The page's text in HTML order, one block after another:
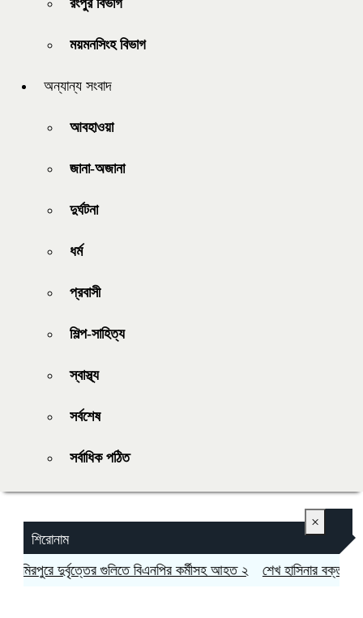
রংপুর বিভাগ
ময়মনসিংহ বিভাগ
অন্যান্য সংবাদ
আবহাওয়া
জানা-অজানা
দুর্ঘটনা
ধর্ম
প্রবাসী
শিল্প-সাহিত্য
স্বাস্থ্য
সর্বশেষ
সর্বাধিক পঠিত
শিরোনাম
দুর্বৃত্তের গুলিতে বিএনপির কর্মীসহ আহত ২
শেখ হাসিনার বক্তব্যে
×